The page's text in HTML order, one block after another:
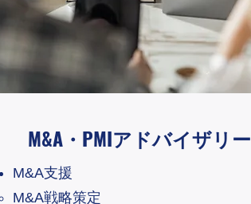
M&A・PMIアドバイザリー
M&A支援
M&A戦略策定